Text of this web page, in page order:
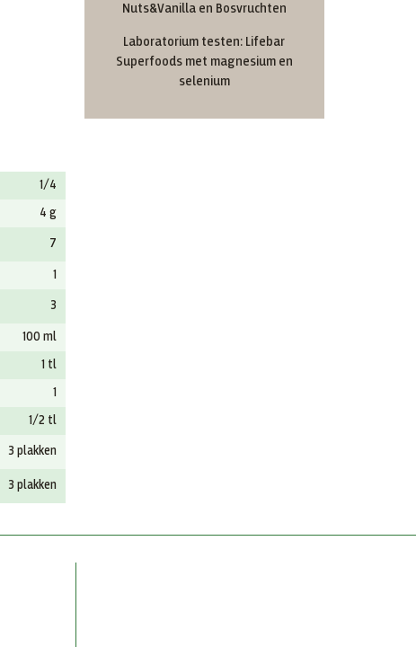
1/4
4 g
7
1
3
100 ml
1 tl
1
1/2 tl
3 plakken
3 plakken
Nuts&Vanilla en Bosvruchten
Laboratorium testen: Lifebar
Superfoods met magnesium en
selenium